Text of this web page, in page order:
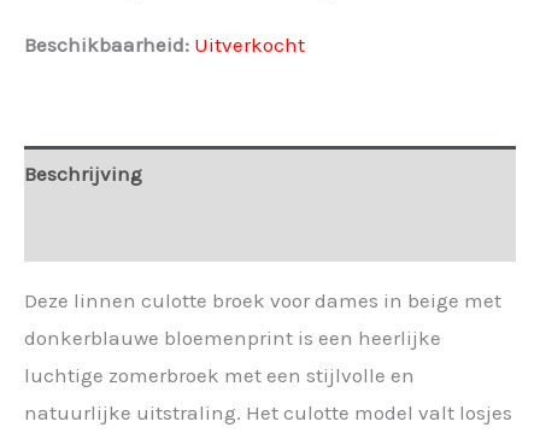
Beschikbaarheid: Uitverkocht
Beschrijving
Deze linnen culotte broek voor dames in beige met
donkerblauwe bloemenprint is een heerlijke
luchtige zomerbroek met een stijlvolle en
natuurlijke uitstraling. Het culotte model valt losjes